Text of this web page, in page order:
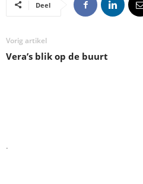
Deel
Vorig artikel
Vera’s blik op de buurt
.